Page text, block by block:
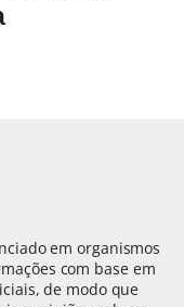
em organismos
com base em
de modo que